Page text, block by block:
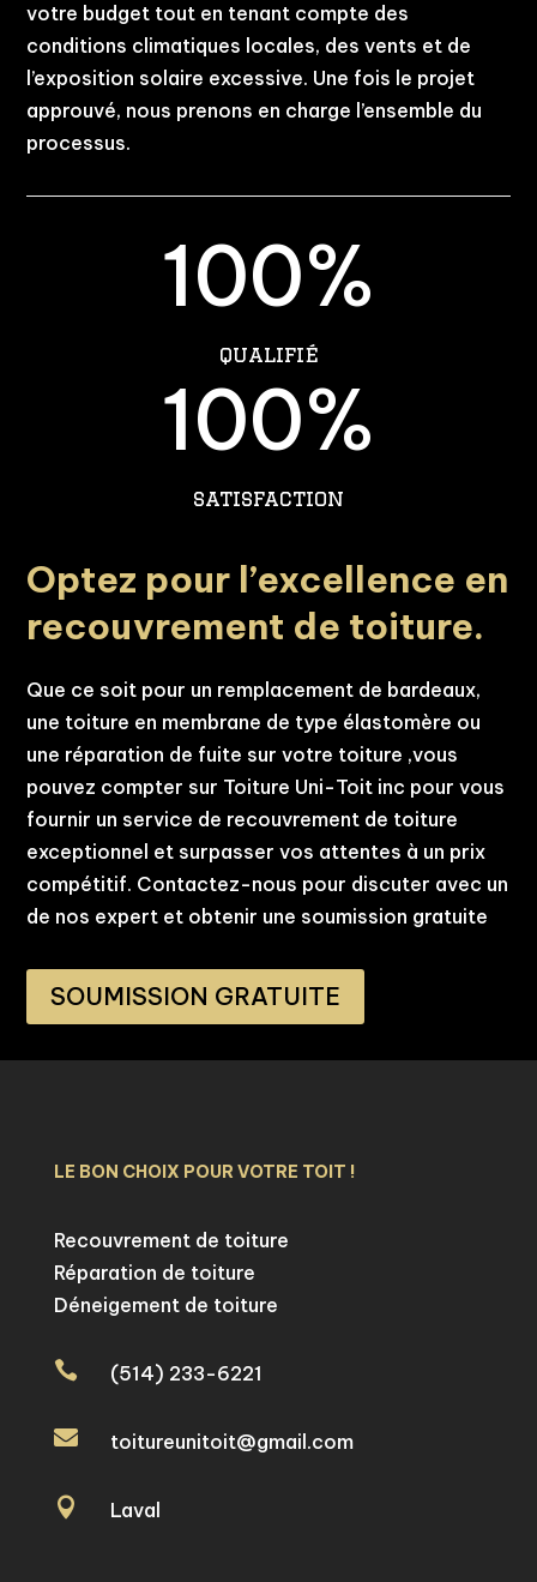
votre budget tout en tenant compte des
conditions climatiques locales, des vents et de
l’exposition solaire excessive. Une fois le projet
approuvé, nous prenons en charge l’ensemble du
processus.
100%
qualifié
100%
satisfaction
Optez pour l’excellence en
recouvrement de toiture.
Que ce soit pour un remplacement de bardeaux,
une toiture en membrane de type élastomère ou
une réparation de fuite sur votre toiture ,vous
pouvez compter sur Toiture Uni-Toit inc pour vous
fournir un service de recouvrement de toiture
exceptionnel et surpasser vos attentes à un prix
compétitif. Contactez-nous pour discuter avec un
de nos expert et obtenir une soumission gratuite
SOUMISSION GRATUITE
LE BON CHOIX POUR VOTRE TOIT !
Recouvrement de toiture
Réparation de toiture
Déneigement de toiture
 (514) 233-6221
 toitureunitoit@gmail.com
 Laval